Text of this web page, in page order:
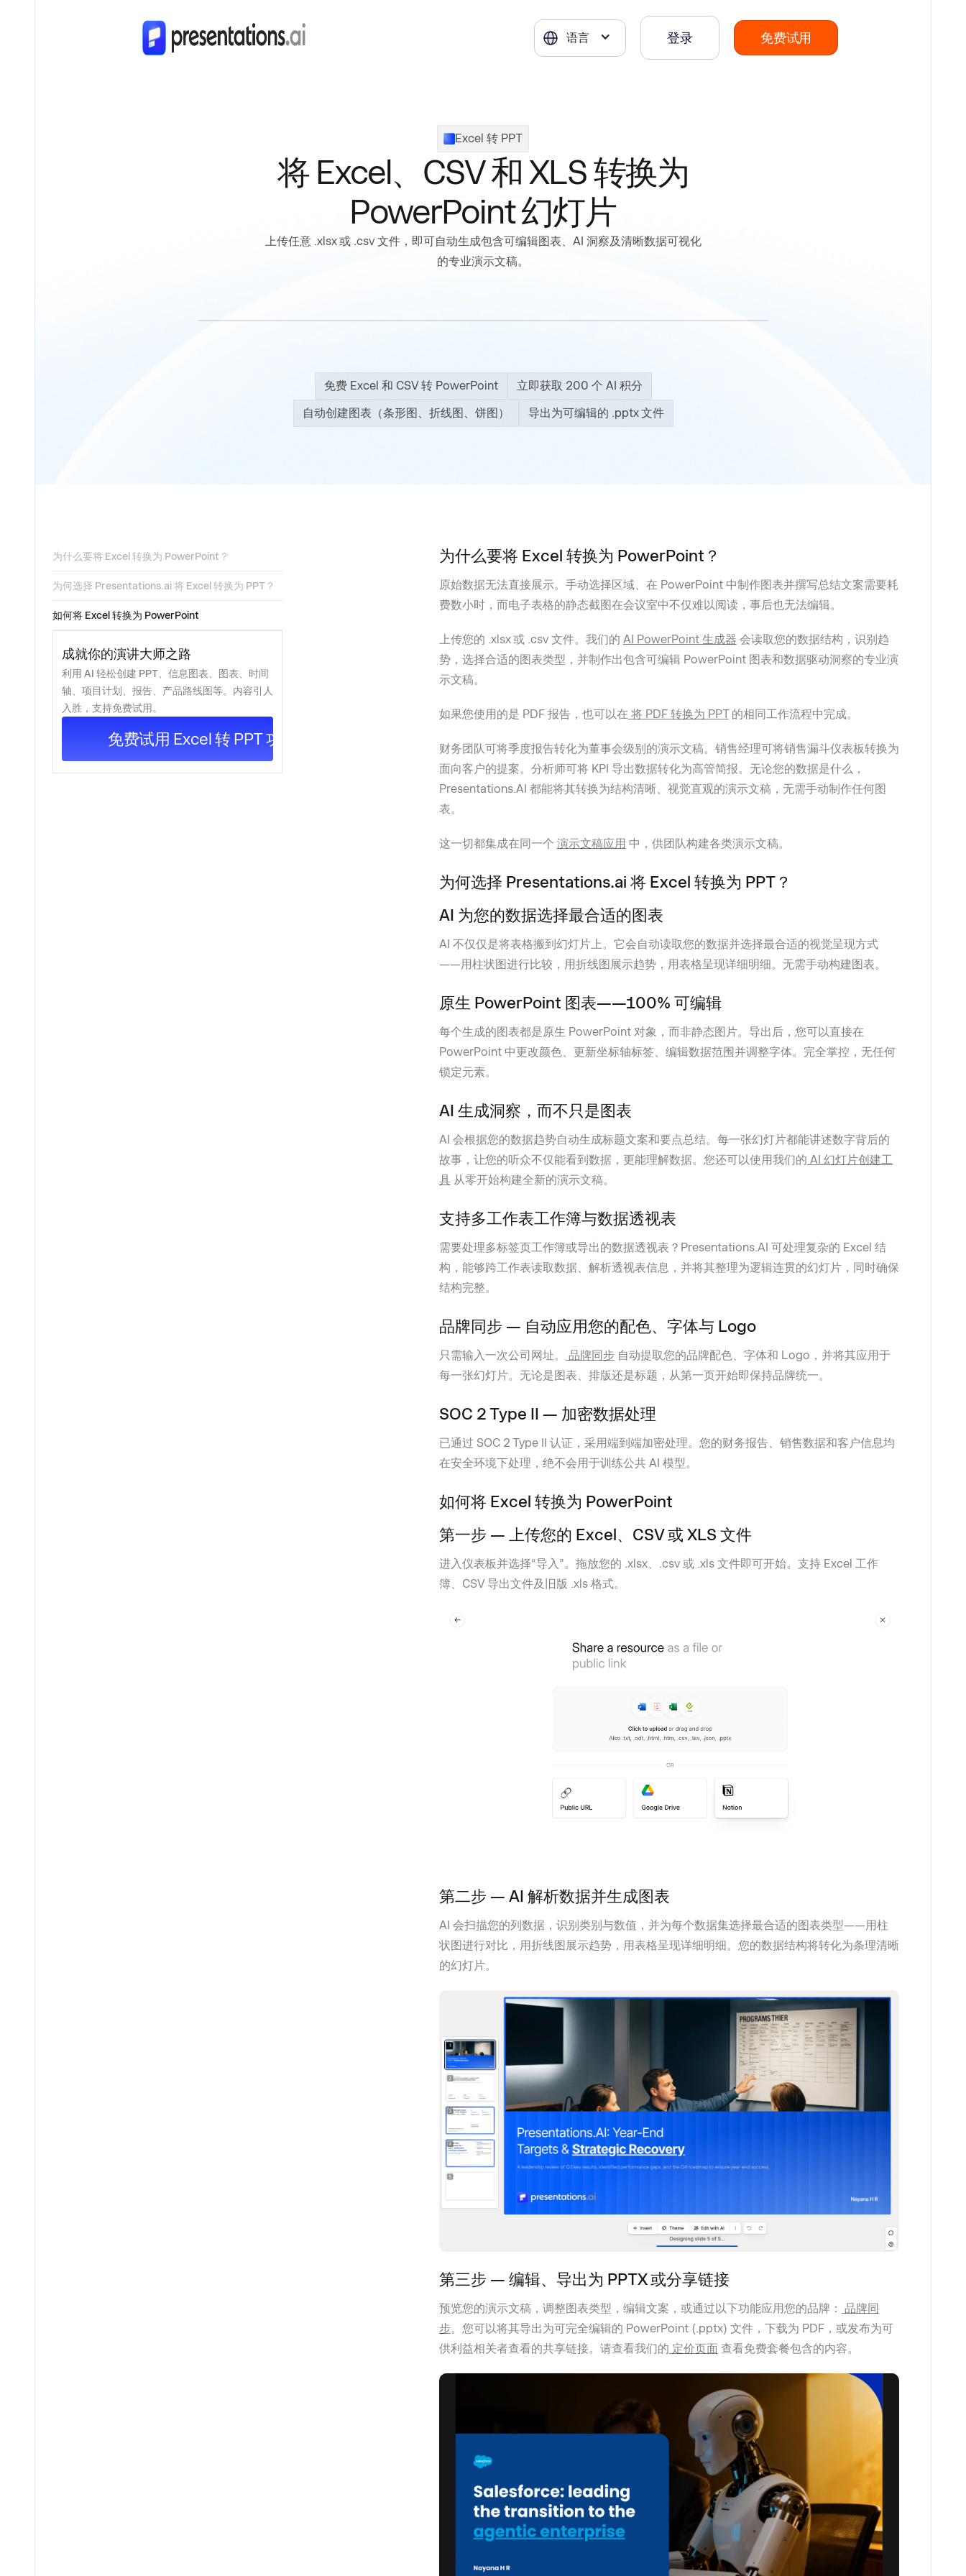
语言 登录 免费试用
Excel 转 PPT
将 Excel、CSV 和 XLS 转换为
PowerPoint 幻灯片
上传任意 .xlsx 或 .csv 文件，即可自动生成包含可编辑图表、AI 洞察及清晰数据可视化
的专业演示文稿。
免费 Excel 和 CSV 转 PowerPoint
立即获取 200 个 AI 积分
自动创建图表（条形图、折线图、饼图）
导出为可编辑的 .pptx 文件
为什么要将 Excel 转换为 PowerPoint？
为何选择 Presentations.ai 将 Excel 转换为 PPT？
如何将 Excel 转换为 PowerPoint
成就你的演讲大师之路
利用 AI 轻松创建 PPT、信息图表、图表、时间
轴、项目计划、报告、产品路线图等。内容引人
入胜，支持免费试用。
免费试用 Excel 转 PPT 功能
为什么要将 Excel 转换为 PowerPoint？
原始数据无法直接展示。手动选择区域、在 PowerPoint 中制作图表并撰写总结文案需要耗
费数小时，而电子表格的静态截图在会议室中不仅难以阅读，事后也无法编辑。
上传您的 .xlsx 或 .csv 文件。我们的 AI PowerPoint 生成器 会读取您的数据结构，识别趋
势，选择合适的图表类型，并制作出包含可编辑 PowerPoint 图表和数据驱动洞察的专业演
示文稿。
如果您使用的是 PDF 报告，也可以在 将 PDF 转换为 PPT的相同工作流程中完成。
财务团队可将季度报告转化为董事会级别的演示文稿。销售经理可将销售漏斗仪表板转换为
面向客户的提案。分析师可将 KPI 导出数据转化为高管简报。无论您的数据是什么，
Presentations.AI 都能将其转换为结构清晰、视觉直观的演示文稿，无需手动制作任何图
表。
这一切都集成在同一个 演示文稿应用 中，供团队构建各类演示文稿。
为何选择 Presentations.ai 将 Excel 转换为 PPT？
AI 为您的数据选择最合适的图表
AI 不仅仅是将表格搬到幻灯片上。它会自动读取您的数据并选择最合适的视觉呈现方式
——用柱状图进行比较，用折线图展示趋势，用表格呈现详细明细。无需手动构建图表。
原生 PowerPoint 图表——100% 可编辑
每个生成的图表都是原生 PowerPoint 对象，而非静态图片。导出后，您可以直接在
PowerPoint 中更改颜色、更新坐标轴标签、编辑数据范围并调整字体。完全掌控，无任何
锁定元素。
AI 生成洞察，而不只是图表
AI 会根据您的数据趋势自动生成标题文案和要点总结。每一张幻灯片都能讲述数字背后的
故事，让您的听众不仅能看到数据，更能理解数据。您还可以使用我们的 AI 幻灯片创建工
具从零开始构建全新的演示文稿。
支持多工作表工作簿与数据透视表
需要处理多标签页工作簿或导出的数据透视表？Presentations.AI 可处理复杂的 Excel 结
构，能够跨工作表读取数据、解析透视表信息，并将其整理为逻辑连贯的幻灯片，同时确保
结构完整。
品牌同步 — 自动应用您的配色、字体与 Logo
只需输入一次公司网址。 品牌同步自动提取您的品牌配色、字体和 Logo，并将其应用于
每一张幻灯片。无论是图表、排版还是标题，从第一页开始即保持品牌统一。
SOC 2 Type II — 加密数据处理
已通过 SOC 2 Type II 认证，采用端到端加密处理。您的财务报告、销售数据和客户信息均
在安全环境下处理，绝不会用于训练公共 AI 模型。
如何将 Excel 转换为 PowerPoint
第一步 — 上传您的 Excel、CSV 或 XLS 文件
进入仪表板并选择“导入”。拖放您的 .xlsx、.csv 或 .xls 文件即可开始。支持 Excel 工作
簿、CSV 导出文件及旧版 .xls 格式。
第二步 — AI 解析数据并生成图表
AI 会扫描您的列数据，识别类别与数值，并为每个数据集选择最合适的图表类型——用柱
状图进行对比，用折线图展示趋势，用表格呈现详细明细。您的数据结构将转化为条理清晰
的幻灯片。
第三步 — 编辑、导出为 PPTX 或分享链接
预览您的演示文稿，调整图表类型，编辑文案，或通过以下功能应用您的品牌： 品牌同
步。您可以将其导出为可完全编辑的 PowerPoint (.pptx) 文件，下载为 PDF，或发布为可
供利益相关者查看的共享链接。请查看我们的 定价页面 查看免费套餐包含的内容。